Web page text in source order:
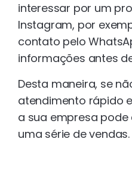
interessar por um
Instagram, por
contato pelo
informações antes
Desta maneira, se
atendimento rápido
a sua empresa
uma série de vendas.